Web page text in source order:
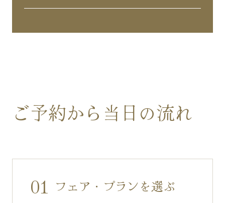
ご予約から当日の流れ
01 フェア・プランを選ぶ